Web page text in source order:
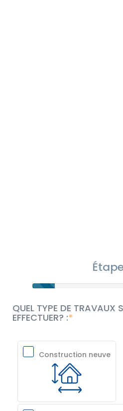
QUEL TYPE DE TRAVAUX
EFFECTUER? :
Construction neuve